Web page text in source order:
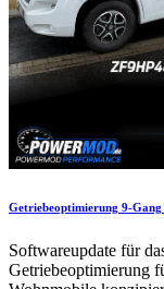
Getriebeoptimierung 9-
Softwareupdate für
Getriebeoptimierung